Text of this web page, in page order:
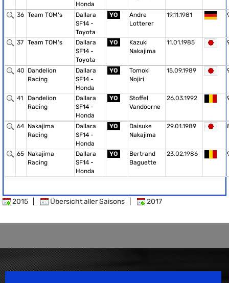
Honda
36 Team TOM's
Dallara
SF14 -
Toyota
YO
Andre
Lotterer
19.11.1981
37 Team TOM's
Dallara
SF14 -
Toyota
YO
Kazuki
Nakajima
11.01.1985
40 Dandelion
Racing
Dallara
SF14 -
Honda
YO
Tomoki
Nojiri
15.09.1989
41
Dandelion
Racing
Dallara
SF14 -
Honda
YO
Stoffel
Vandoorne
26.03.1992
64 Nakajima
Racing
Dallara
SF14 -
Honda
YO
Daisuke
Nakajima
29.01.1989
65 Nakajima
Racing
Dallara
SF14 -
Honda
YO
Bertrand
Baguette
23.02.1986
2015 Übersicht aller Saisons 2017